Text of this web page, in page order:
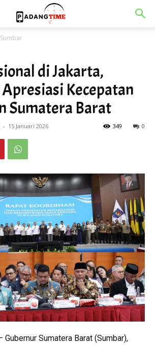
di Jakarta,
Kecepatan
Sumatera Barat
- 15 Januari 2026 0
349
Sumatera Barat (Sumbar),